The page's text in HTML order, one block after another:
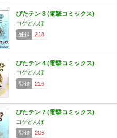
ぴたテン 8 (電撃コミックス)
コゲどんぼ
登録
218
ぴたテン 4 (電撃コミックス)
コゲどんぼ
登録
216
ぴたテン 7 (電撃コミックス)
コゲどんぼ
登録
205